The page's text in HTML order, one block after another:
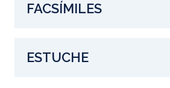
FACSÍMILES
ESTUCHE